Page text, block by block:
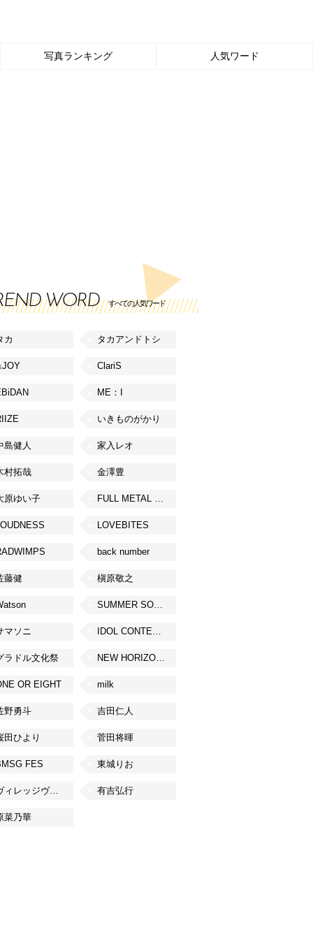
写真ランキング 人気ワード
WORD すべての人気ワード
カ タカアンドトシ
ClariS
ME：I
いきものがかり
島健人 家入レオ
村拓哉 金澤豊
原ゆい子 FULL METAL JAPAN 2026
LOVEBITES
back number
藤健 槇原敬之
SUMMER SONIC
マソニ IDOL CONTENT EXPO
ラドル文化祭 NEW HORIZON FEST
OR EIGHT milk
野勇斗 吉田仁人
田ひより 菅田将暉
FES 東城りお
ヴィレッジヴァンガード 有吉弘行
菜乃華